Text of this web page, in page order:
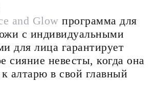
and Glow программа для
с индивидуальными
для лица гарантирует
сияние невесты, когда она
алтарю в свой главный